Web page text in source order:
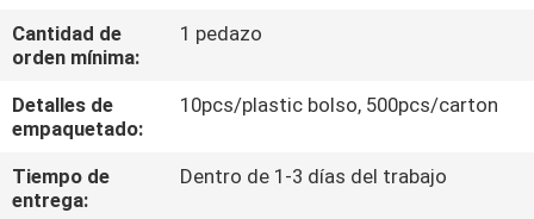
DE
CALIDAD
Cantidad de
orden mínima:
1 pedazo
Detalles de
empaquetado:
10pcs/plastic bolso, 500pcs/carton
Tiempo de
entrega:
Dentro de 1-3 días del trabajo